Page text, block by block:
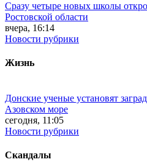
Сразу четыре новых школы
Ростовской области
вчера, 16:14
Новости рубрики
Жизнь
Донские ученые установят
Азовском море
сегодня, 11:05
Новости рубрики
Скандалы